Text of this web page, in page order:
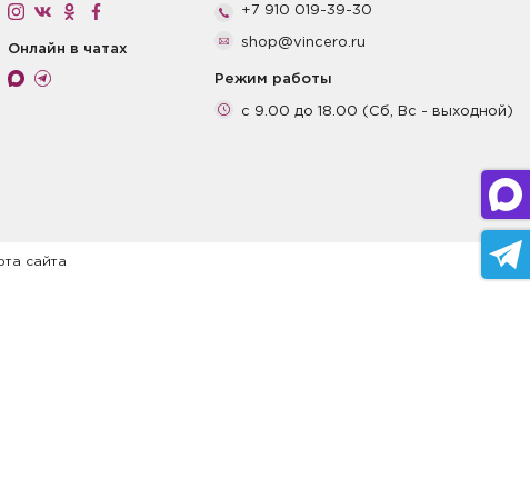
Онлайн в чатах
+7 910 019-39-30
shop@vincero.ru
Режим работы
с 9.00 до 18.00 (Сб, Вс - выходной)
сайта